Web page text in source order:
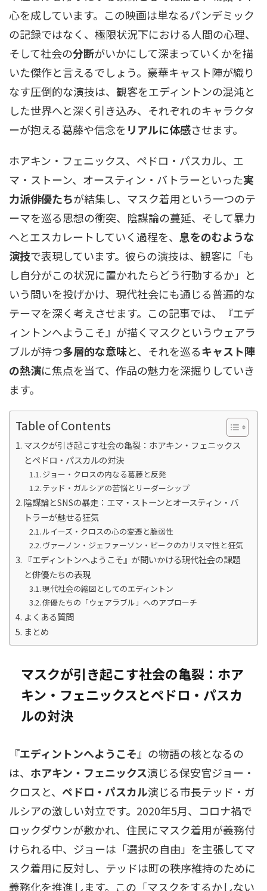
心を成しています。この映画は単なるパンデミック
の記録ではなく、極限状況下における人間の心理、
そして社会の分断がいかにして深まっていくかを描
いた傑作と言えるでしょう。豪華キャスト陣が織り
なす圧倒的な演技は、観客をエディントンの混沌と
した世界へと深く引き込み、それぞれのキャラクタ
ーが抱える葛藤や信念をリアルに体感させます。
ホアキン・フェニックス、ペドロ・パスカル、エ
マ・ストーン、オースティン・バトラーといった実
力派俳優たちが結集し、マスク着用という一つのテ
ーマを巡る思想の衝突、陰謀論の蔓延、そして暴力
へとエスカレートしていく過程を、 息をのむような
演技で表現しています。彼らの演技は、観客に「も
し自分がこの状況に置かれたらどう行動するか」と
いう問いを投げかけ、現代社会にも通じる普遍的な
テーマを深く考えさせます。この記事では、『エデ
ィントンへようこそ』が描くマスクというウェアラ
ブルが持つ多層的な意味と、それを巡るキャスト陣
の熱演に焦点を当て、作品の魅力を深掘りしていき
ます。
Table of Contents
マスクが引き起こす社会の亀裂：ホアキン・フェニックス
とペドロ・パスカルの対決
ジョー・クロスの内なる葛藤と反発
テッド・ガルシアの苦悩とリーダーシップ
陰謀論とSNSの暴走：エマ・ストーンとオースティン・バ
トラーが魅せる狂気
ルイーズ・クロスの心の変遷と脆弱性
ヴァーノン・ジェファーソン・ピークのカリスマ性と狂気
『エディントンへようこそ』が問いかける現代社会の課題
と俳優たちの表現
現代社会の縮図としてのエディントン
俳優たちの「ウェアラブル」へのアプローチ
よくある質問
まとめ
マスクが引き起こす社会の亀裂：ホア
キン・フェニックスとペドロ・パスカ
ルの対決
『エディントンへようこそ』の物語の核となるの
は、 ホアキン・フェニックス演じる保安官ジョー・
クロスと、 ペドロ・パスカル演じる市長テッド・ガ
ルシアの激しい対立です。2020年5月、コロナ禍で
ロックダウンが敷かれ、住民にマスク着用が義務付
けられる中、ジョーは「選択の自由」を主張してマ
スク着用に反対し、テッドは町の秩序維持のために
義務化を推進します。この「マスクをするかしない